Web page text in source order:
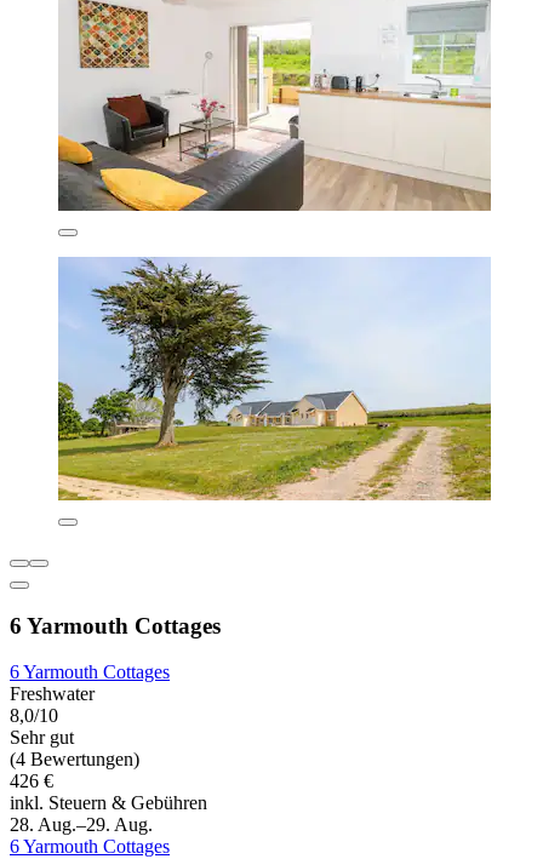
6 Yarmouth Cottages
6 Yarmouth Cottages
Freshwater
8,0/10
Sehr gut
(4 Bewertungen)
426 €
inkl. Steuern & Gebühren
28. Aug.–29. Aug.
6 Yarmouth Cottages